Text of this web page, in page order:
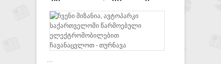
საქართველოში წარმოებული
ელექტრომობილებით
ჩავანაცვლოთ - თურნავა
....